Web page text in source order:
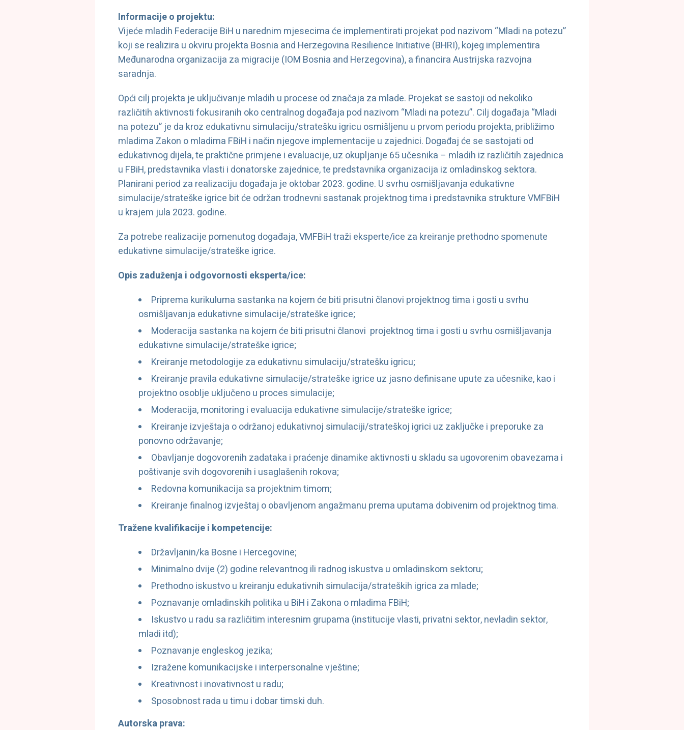
Informacije o projektu:
Vijeće mladih Federacije BiH u narednim mjesecima će implementirati projekat pod nazivom “Mladi na potezu”
koji se realizira u okviru projekta Bosnia and Herzegovina Resilience Initiative (BHRI), kojeg implementira
Međunarodna organizacija za migracije (IOM Bosnia and Herzegovina), a financira Austrijska razvojna
saradnja.
Opći cilj projekta je uključivanje mladih u procese od značaja za mlade. Projekat se sastoji od nekoliko
različitih aktivnosti fokusiranih oko centralnog događaja pod nazivom “Mladi na potezu”. Cilj događaja “Mladi
na potezu” je da kroz edukativnu simulaciju/stratešku igricu osmišljenu u prvom periodu projekta, približimo
mladima Zakon o mladima FBiH i način njegove implementacije u zajednici. Događaj će se sastojati od
edukativnog dijela, te praktične primjene i evaluacije, uz okupljanje 65 učesnika – mladih iz različitih zajednica
u FBiH, predstavnika vlasti i donatorske zajednice, te predstavnika organizacija iz omladinskog sektora.
Planirani period za realizaciju događaja je oktobar 2023. godine. U svrhu osmišljavanja edukativne
simulacije/strateške igrice bit će održan trodnevni sastanak projektnog tima i predstavnika strukture VMFBiH
u krajem jula 2023. godine.
Za potrebe realizacije pomenutog događaja, VMFBiH traži eksperte/ice za kreiranje prethodno spomenute
edukativne simulacije/strateške igrice.
Opis zaduženja i odgovornosti eksperta/ice:
Priprema kurikuluma sastanka na kojem će biti prisutni članovi projektnog tima i gosti u svrhu
osmišljavanja edukativne simulacije/strateške igrice;
Moderacija sastanka na kojem će biti prisutni članovi projektnog tima i gosti u svrhu osmišljavanja
edukativne simulacije/strateške igrice;
Kreiranje metodologije za edukativnu simulaciju/stratešku igricu;
Kreiranje pravila edukativne simulacije/strateške igrice uz jasno definisane upute za učesnike, kao i
projektno osoblje uključeno u proces simulacije;
Moderacija, monitoring i evaluacija edukativne simulacije/strateške igrice;
Kreiranje izvještaja o održanoj edukativnoj simulaciji/strateškoj igrici uz zaključke i preporuke za
ponovno održavanje;
Obavljanje dogovorenih zadataka i praćenje dinamike aktivnosti u skladu sa ugovorenim obavezama i
poštivanje svih dogovorenih i usaglašenih rokova;
Redovna komunikacija sa projektnim timom;
Kreiranje finalnog izvještaj o obavljenom angažmanu prema uputama dobivenim od projektnog tima.
Tražene kvalifikacije i kompetencije:
Državljanin/ka Bosne i Hercegovine;
Minimalno dvije (2) godine relevantnog ili radnog iskustva u omladinskom sektoru;
Prethodno iskustvo u kreiranju edukativnih simulacija/strateških igrica za mlade;
Poznavanje omladinskih politika u BiH i Zakona o mladima FBiH;
Iskustvo u radu sa različitim interesnim grupama (institucije vlasti, privatni sektor, nevladin sektor,
mladi itd);
Poznavanje engleskog jezika;
Izražene komunikacijske i interpersonalne vještine;
Kreativnost i inovativnost u radu;
Sposobnost rada u timu i dobar timski duh.
Autorska prava: